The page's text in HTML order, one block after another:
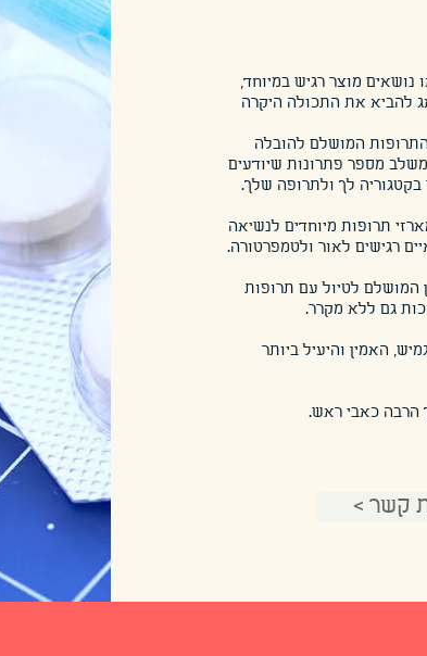
נושאים מוצר רגיש במיוחד,
להביא את התכולה היקרה
המושלם להובלה
מספר פתרונות שיודעים
לך ולתרופה שלך.
תרופות מיוחדים לנשיאה
רגישים לאור ולטמפרטורה.
המושלם לטיול עם תרופות
גם ללא מקרר.
האמין והיעיל ביותר
הרבה כאבי ראש.
קשר